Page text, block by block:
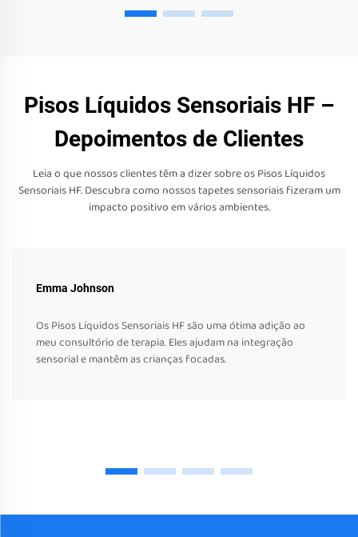
Pisos Líquidos Sensoriais HF –
Depoimentos de Clientes
Leia o que nossos clientes têm a dizer sobre os Pisos Líquidos
Sensoriais HF. Descubra como nossos tapetes sensoriais fizeram um
impacto positivo em vários ambientes.
Emma Johnson
Os Pisos Líquidos Sensoriais HF são uma ótima adição ao
meu consultório de terapia. Eles ajudam na integração
sensorial e mantêm as crianças focadas.